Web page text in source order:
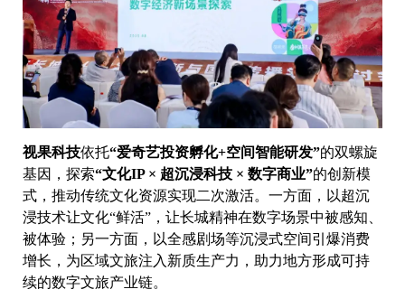
视果科技依托“爱奇艺投资孵化+空间智能研发”的双螺旋
基因，探索“文化IP × 超沉浸科技 × 数字商业”的创新模
式，推动传统文化资源实现二次激活。一方面，以超沉
浸技术让文化“鲜活”，让长城精神在数字场景中被感知、
被体验；另一方面，以全感剧场等沉浸式空间引爆消费
增长，为区域文旅注入新质生产力，助力地方形成可持
续的数字文旅产业链。